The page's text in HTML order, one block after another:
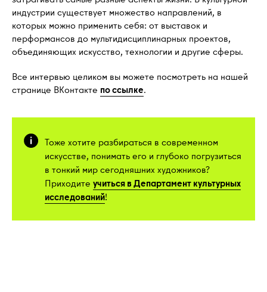
индустрии существует множество направлений, в
которых можно применить себя: от выставок и
перформансов до мультидисциплинарных проектов,
объединяющих искусство, технологии и другие сферы.
Все интервью целиком вы можете посмотреть на нашей
странице ВКонтакте по ссылке.
Тоже хотите разбираться в современном
искусстве, понимать его и глубоко погрузиться
в тонкий мир сегодняшних художников?
Приходите учиться в Департамент культурных
исследований!